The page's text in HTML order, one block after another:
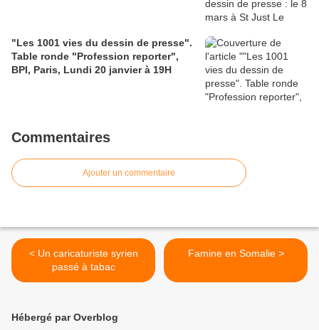
"Les 1001 vies du dessin de presse".
Table ronde "Profession reporter",
BPI, Paris, Lundi 20 janvier à 19H
Commentaires
Ajouter un commentaire
< Un caricaturiste syrien
passé à tabac
Famine en Somalie >
Hébergé par Overblog